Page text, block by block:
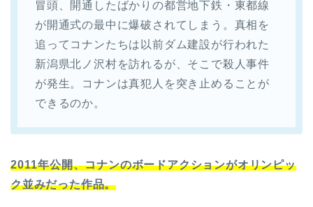
冒頭、開通したばかりの都営地下鉄・東都線
が開通式の最中に爆破されてしまう。真相を
追ってコナンたちは以前ダム建設が行われた
新潟県北ノ沢村を訪れるが、そこで殺人事件
が発生。コナンは真犯人を突き止めることが
できるのか。
2011年公開、コナンのボードアクションがオリンピッ
ク並みだった作品。